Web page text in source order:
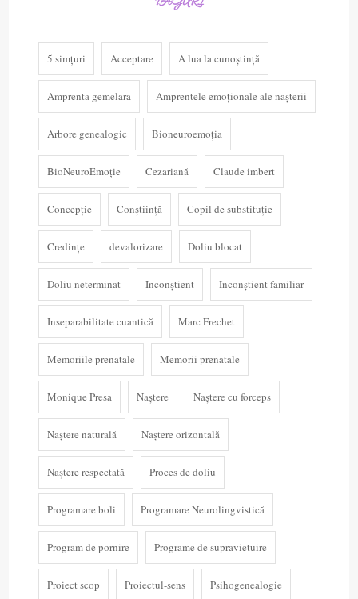
5 simțuri Acceptare A lua la cunoștință
Amprenta gemelara Amprentele emoționale ale nașterii
Arbore genealogic Bioneuroemoția
BioNeuroEmoție Cezariană Claude imbert
Concepție Conștiință Copil de substituție
Credințe devalorizare Doliu blocat
Doliu neterminat Inconștient Inconștient familiar
Inseparabilitate cuantică Marc Frechet
Memoriile prenatale Memorii prenatale
Monique Presa Naștere Naștere cu forceps
Naștere naturală Naștere orizontală
Naștere respectată Proces de doliu
Programare boli Programare Neurolingvistică
Program de pornire Programe de supravietuire
Proiect scop Proiectul-sens Psihogenealogie